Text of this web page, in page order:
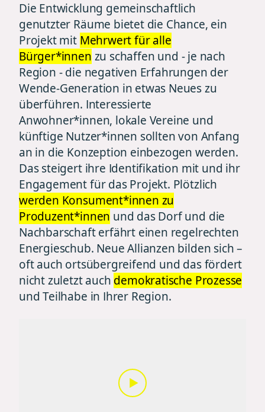
Die Entwicklung gemeinschaftlich
genutzter Räume bietet die Chance, ein
Projekt mit Mehrwert für alle
Bürger*innen zu schaffen und - je nach
Region - die negativen Erfahrungen der
Wende-Generation in etwas Neues zu
überführen. Interessierte
Anwohner*innen, lokale Vereine und
künftige Nutzer*innen sollten von Anfang
an in die Konzeption einbezogen werden.
Das steigert ihre Identifikation mit und ihr
Engagement für das Projekt. Plötzlich
werden Konsument*innen zu
Produzent*innen und das Dorf und die
Nachbarschaft erfährt einen regelrechten
Energieschub. Neue Allianzen bilden sich –
oft auch ortsübergreifend und das fördert
nicht zuletzt auch demokratische Prozesse
und Teilhabe in Ihrer Region.